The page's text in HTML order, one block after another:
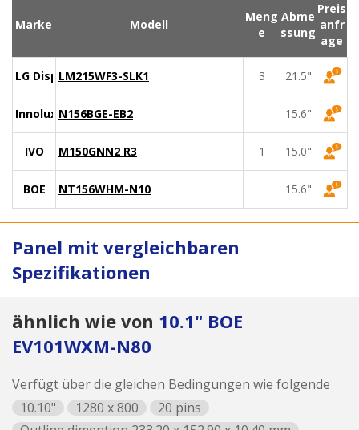
Marke Modell
Meng
e
Abme
ssung
Preis
anfr
age
LG DisplayLM215WF3-SLK1 3 21.5"
Innolux N156BGE-EB2 15.6"
IVO M150GNN2 R3 1 15.0"
BOE NT156WHM-N10 15.6"
Panel mit vergleichbaren
Spezifikationen
ähnlich wie von 10.1" BOE
EV101WXM-N80
Verfügt über die gleichen Bedingungen wie folgende
10.10"
1280 x 800
20 pins